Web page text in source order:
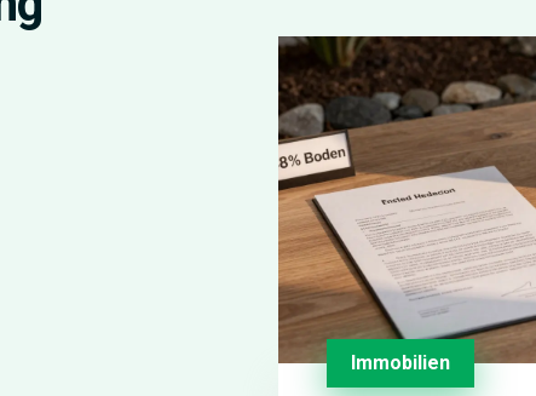
Immobilien